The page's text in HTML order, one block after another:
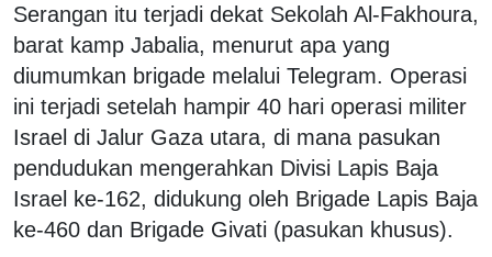
Serangan itu terjadi dekat Sekolah Al-Fakhoura,
barat kamp Jabalia, menurut apa yang
diumumkan brigade melalui Telegram. Operasi
ini terjadi setelah hampir 40 hari operasi militer
Israel di Jalur Gaza utara, di mana pasukan
pendudukan mengerahkan Divisi Lapis Baja
Israel ke-162, didukung oleh Brigade Lapis Baja
ke-460 dan Brigade Givati (pasukan khusus).